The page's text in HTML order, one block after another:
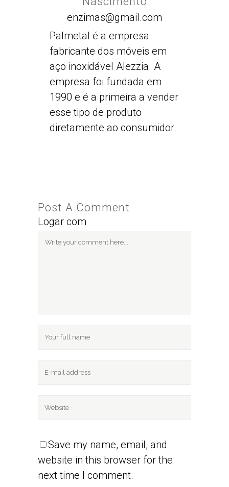
enzimas@gmail.com
Palmetal é a empresa
fabricante dos móveis em
aço inoxidável Alezzia. A
empresa foi fundada em
1990 e é a primeira a vender
esse tipo de produto
diretamente ao consumidor.
Post A Comment
Logar com
Save my name, email, and
website in this browser for the
next time I comment.